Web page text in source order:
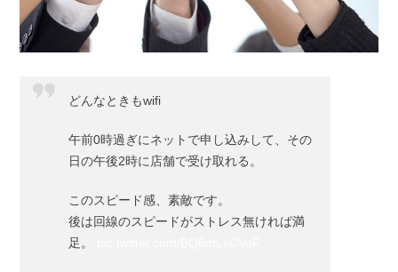
どんなときもwifi
午前0時過ぎにネットで申し込みして、その
日の午後2時に店舗で受け取れる。
このスピード感、素敵です。
後は回線のスピードがストレス無ければ満
足。